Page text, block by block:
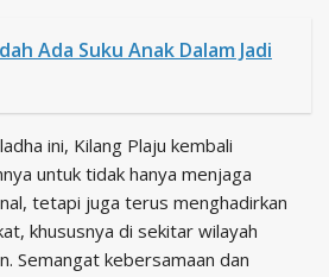
Ada Suku Anak Dalam Jadi
ini, Kilang Plaju kembali
untuk tidak hanya menjaga
tetapi juga terus menghadirkan
khususnya di sekitar wilayah
Semangat kebersamaan dan